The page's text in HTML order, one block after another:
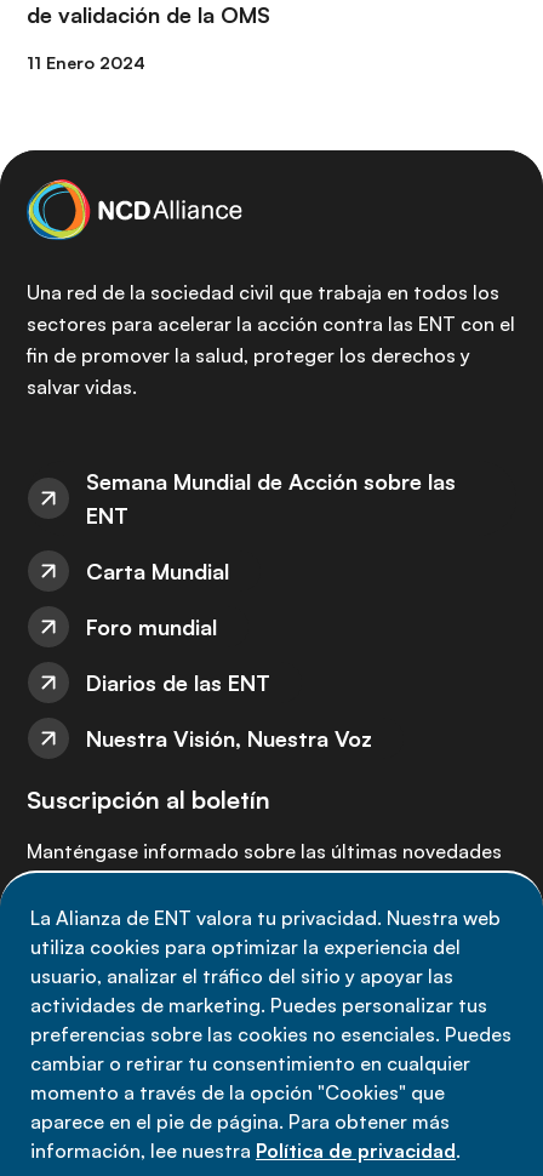
La Alianza de ENT valora tu privacidad. Nuestra web
utiliza cookies para optimizar la experiencia del
usuario, analizar el tráfico del sitio y apoyar las
actividades de marketing. Puedes personalizar tus
preferencias sobre las cookies no esenciales. Puedes
cambiar o retirar tu consentimiento en cualquier
momento a través de la opción "Cookies" que
aparece en el pie de página. Para obtener más
información, lee nuestra Política de privacidad.
de validación de la OMS
11 Enero 2024
Una red de la sociedad civil que trabaja en todos los
sectores para acelerar la acción contra las ENT con el
fin de promover la salud, proteger los derechos y
salvar vidas.
Semana Mundial de Acción sobre las
ENT
Carta Mundial
Foro mundial
Diarios de las ENT
Nuestra Visión, Nuestra Voz
Suscripción al boletín
Manténgase informado sobre las últimas novedades
Suscríbete ahora
Política de privacidad
Términos de uso